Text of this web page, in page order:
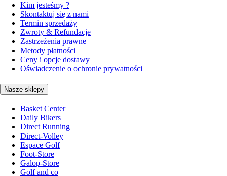
Kim jesteśmy ?
Skontaktuj się z nami
Termin sprzedaży
Zwroty & Refundacje
Zastrzeżenia prawne
Metody płatności
Ceny i opcje dostawy
Oświadczenie o ochronie prywatności
Nasze sklepy
Basket Center
Daily Bikers
Direct Running
Direct-Volley
Espace Golf
Foot-Store
Galop-Store
Golf and co